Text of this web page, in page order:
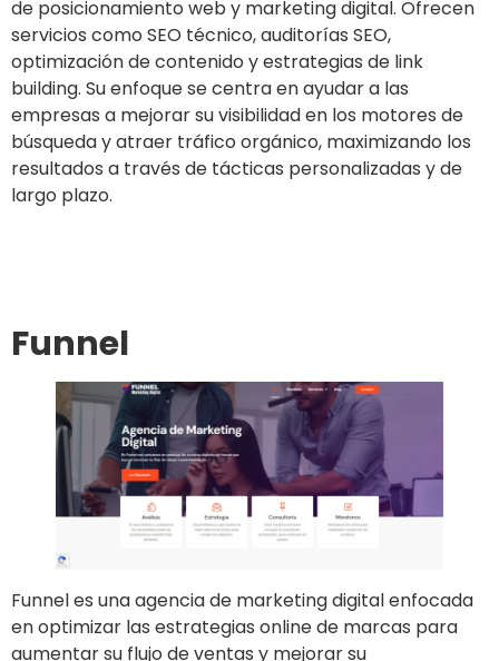
de posicionamiento web y marketing digital. Ofrecen
servicios como SEO técnico, auditorías SEO,
optimización de contenido y estrategias de link
building. Su enfoque se centra en ayudar a las
empresas a mejorar su visibilidad en los motores de
búsqueda y atraer tráfico orgánico, maximizando los
resultados a través de tácticas personalizadas y de
largo plazo.
Funnel
Funnel es una agencia de marketing digital enfocada
en optimizar las estrategias online de marcas para
aumentar su flujo de ventas y mejorar su